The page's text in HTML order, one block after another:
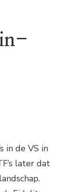
in de VS in
later dat